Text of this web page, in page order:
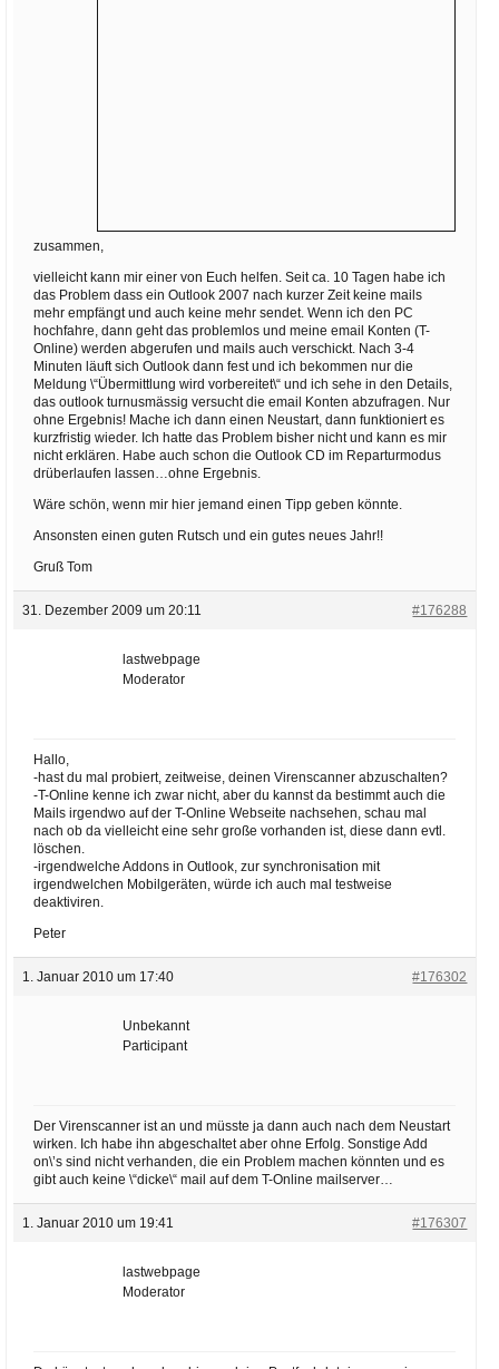
zusammen,
vielleicht kann mir einer von Euch helfen. Seit ca. 10 Tagen habe ich
das Problem dass ein Outlook 2007 nach kurzer Zeit keine mails
mehr empfängt und auch keine mehr sendet. Wenn ich den PC
hochfahre, dann geht das problemlos und meine email Konten (T-
Online) werden abgerufen und mails auch verschickt. Nach 3-4
Minuten läuft sich Outlook dann fest und ich bekommen nur die
Meldung \“Übermittlung wird vorbereitet\“ und ich sehe in den Details,
das outlook turnusmässig versucht die email Konten abzufragen. Nur
ohne Ergebnis! Mache ich dann einen Neustart, dann funktioniert es
kurzfristig wieder. Ich hatte das Problem bisher nicht und kann es mir
nicht erklären. Habe auch schon die Outlook CD im Reparturmodus
drüberlaufen lassen…ohne Ergebnis.
Wäre schön, wenn mir hier jemand einen Tipp geben könnte.
Ansonsten einen guten Rutsch und ein gutes neues Jahr!!
Gruß Tom
31. Dezember 2009 um 20:11 #176288
lastwebpage
Moderator
Hallo,
-hast du mal probiert, zeitweise, deinen Virenscanner abzuschalten?
-T-Online kenne ich zwar nicht, aber du kannst da bestimmt auch die
Mails irgendwo auf der T-Online Webseite nachsehen, schau mal
nach ob da vielleicht eine sehr große vorhanden ist, diese dann evtl.
löschen.
-irgendwelche Addons in Outlook, zur synchronisation mit
irgendwelchen Mobilgeräten, würde ich auch mal testweise
deaktiviren.
Peter
1. Januar 2010 um 17:40 #176302
Unbekannt
Participant
Der Virenscanner ist an und müsste ja dann auch nach dem Neustart
wirken. Ich habe ihn abgeschaltet aber ohne Erfolg. Sonstige Add
on\’s sind nicht verhanden, die ein Problem machen könnten und es
gibt auch keine \“dicke\“ mail auf dem T-Online mailserver…
1. Januar 2010 um 19:41 #176307
lastwebpage
Moderator